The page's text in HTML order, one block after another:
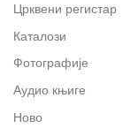
Црквени регистар
Каталози
Фотографије
Аудио књиге
Ново